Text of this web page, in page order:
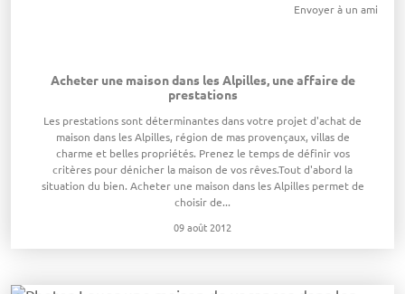
Envoyer à un ami
Acheter une maison dans les Alpilles, une affaire de
prestations
Les prestations sont déterminantes dans votre projet d'achat de
maison dans les Alpilles, région de mas provençaux, villas de
charme et belles propriétés. Prenez le temps de définir vos
critères pour dénicher la maison de vos rêves.Tout d'abord la
situation du bien. Acheter une maison dans les Alpilles permet de
choisir de...
09 août 2012